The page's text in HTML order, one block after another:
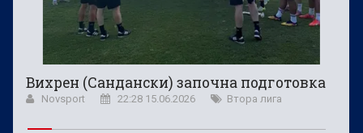
Вихрен (Сандански) започна подготовка
Novsport 22:28 15.06.2026 Втора лига